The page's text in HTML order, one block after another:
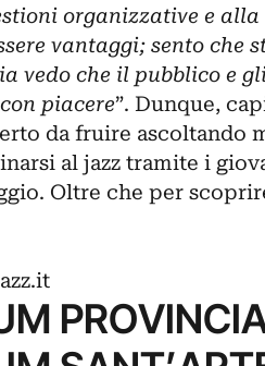
organizzative e
vantaggi; sento che
vedo che il pubblico e
piacere”. Dunque,
da fruire ascoltando
al jazz tramite i
Oltre che per